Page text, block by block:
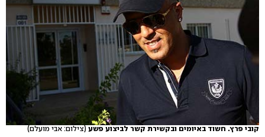
קובי פרץ. חשוד באיומים ובקשירת קשר לביצוע פשע (צילום: אבי מועלם)